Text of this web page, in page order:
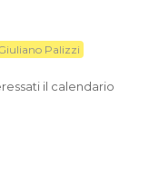
Palizzi
il calendario